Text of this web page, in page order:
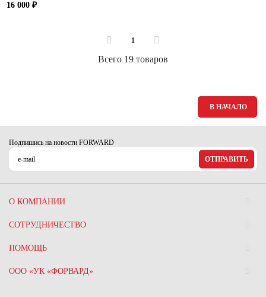
16 000 ₽
1
Всего 19 товаров
В НАЧАЛО
Подпишись на новости FORWARD
ОТПРАВИТЬ
О КОМПАНИИ
СОТРУДНИЧЕСТВО
ПОМОЩЬ
ООО «УК «ФОРВАРД»